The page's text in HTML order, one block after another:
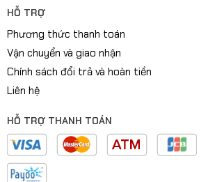
HỖ TRỢ
Phương thức thanh toán
Vận chuyển và giao nhận
Chính sách đổi trả và hoàn tiền
Liên hệ
HỖ TRỢ THANH TOÁN